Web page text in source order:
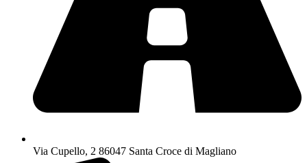
Via Cupello, 2 86047 Santa Croce di Magliano